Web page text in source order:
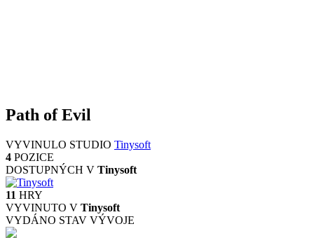
Path of Evil
VYVINULO STUDIO Tinysoft
4 POZICE
DOSTUPNÝCH V Tinysoft
11 HRY
VYVINUTO V Tinysoft
VYDÁNO STAV VÝVOJE